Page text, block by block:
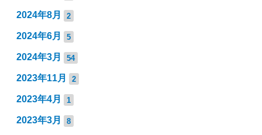
2024年8月 2
2024年6月 5
2024年3月 54
2023年11月 2
2023年4月 1
2023年3月 8